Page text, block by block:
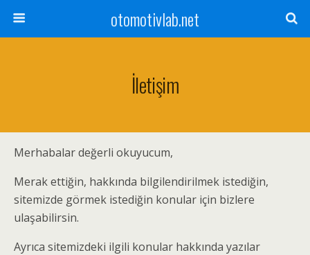
otomotivlab.net
İletişim
Merhabalar değerli okuyucum,
Merak ettiğin, hakkında bilgilendirilmek istediğin,
sitemizde görmek istediğin konular için bizlere
ulaşabilirsin.
Ayrıca sitemizdeki ilgili konular hakkında yazılar